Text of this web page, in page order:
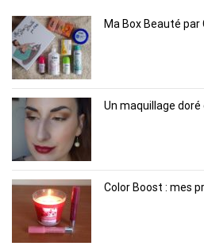
Ma Box Beauté par
Un maquillage
Color Boost : mes